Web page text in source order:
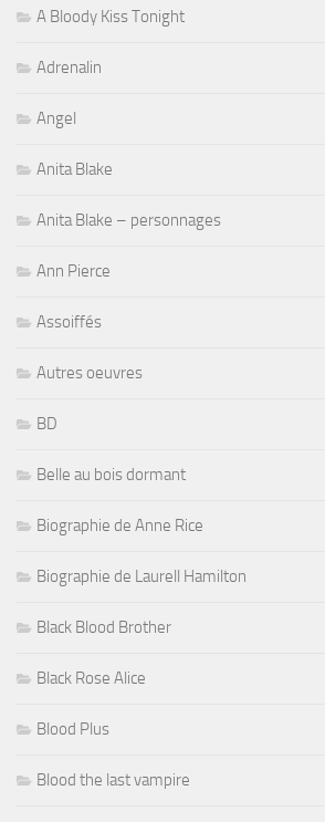
A Bloody Kiss Tonight
Adrenalin
Angel
Anita Blake
Anita Blake – personnages
Ann Pierce
Assoiffés
Autres oeuvres
BD
Belle au bois dormant
Biographie de Anne Rice
Biographie de Laurell Hamilton
Black Blood Brother
Black Rose Alice
Blood Plus
Blood the last vampire